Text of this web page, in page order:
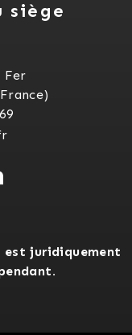
siège
Fer
est juridiquement